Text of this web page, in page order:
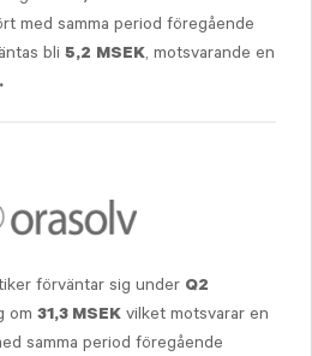
med samma period föregående
bli 5,2 MSEK, motsvarande en
förväntar sig under Q2
om 31,3 MSEK vilket motsvarar en
samma period föregående